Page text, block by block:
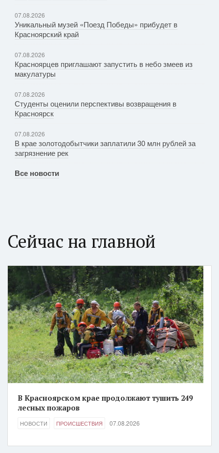
07.08.2026
Уникальный музей «Поезд Победы» прибудет в
Красноярский край
07.08.2026
Красноярцев приглашают запустить в небо змеев из
макулатуры
07.08.2026
Студенты оценили перспективы возвращения в
Красноярск
07.08.2026
В крае золотодобытчики заплатили 30 млн рублей за
загрязнение рек
Все новости
Сейчас на главной
В Красноярском крае продолжают тушить 249
лесных пожаров
НОВОСТИ ПРОИСШЕСТВИЯ 07.08.2026